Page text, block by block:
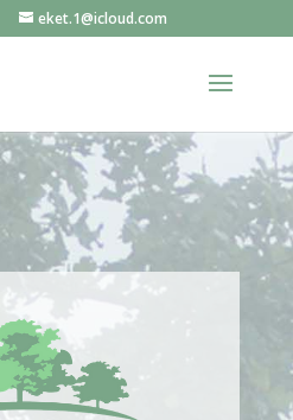
eket.1@icloud.com